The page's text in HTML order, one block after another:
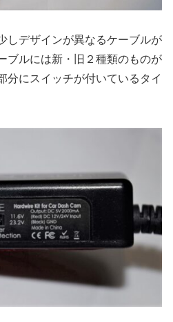
しデザインが異なるケーブルが
ブルには新・旧２種類のものが
分にスイッチが付いているタイ